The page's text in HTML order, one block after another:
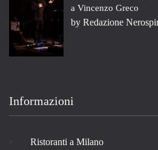
a Vincenzo Greco
by Redazione
Informazioni
Ristoranti a Milano